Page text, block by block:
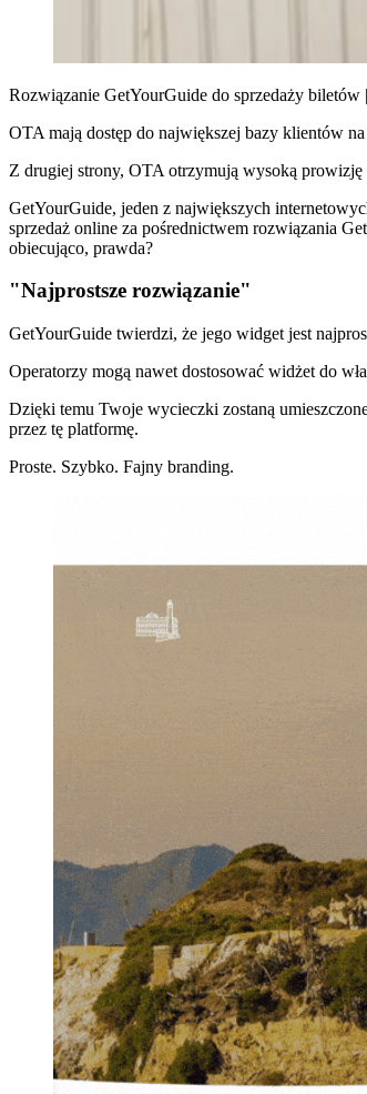
Rozwiązanie GetYourGuide do sprzedaży biletów
OTA mają dostęp do największej bazy klientów
Z drugiej strony, OTA otrzymują wysoką prowizję
GetYourGuide, jeden z największych
sprzedaż online za pośrednictwem rozwiązania
obiecująco, prawda?
"Najprostsze rozwiązanie"
GetYourGuide twierdzi, że jego widget jest
Operatorzy mogą nawet dostosować widżet do
Dzięki temu Twoje wycieczki zostaną
przez tę platformę.
Proste. Szybko. Fajny branding.